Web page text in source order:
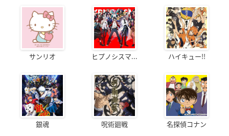
サンリオ ヒプノシスマ... ハイキュー!!
銀魂 呪術廻戦 名探偵コナン